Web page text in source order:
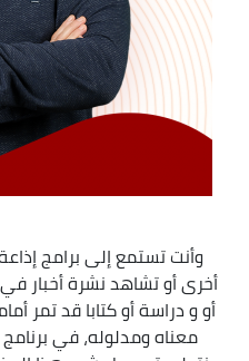
وأنت تستمع إلى برامج إذاعة
أخرى أو تشاهد نشرة أخبار في
أو و دراسة أو كتابا قد تمر
معناه ومدلوله، في